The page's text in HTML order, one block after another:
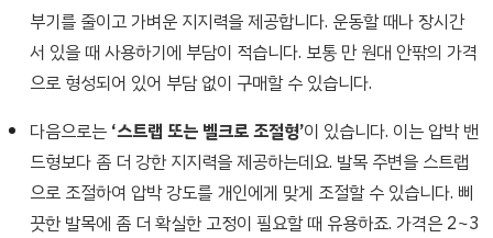
부기를 줄이고 가벼운 지지력을 제공합니다. 운동할 때나 장시간
서 있을 때 사용하기에 부담이 적습니다. 보통 만 원대 안팎의 가격
으로 형성되어 있어 부담 없이 구매할 수 있습니다.
다음으로는 ‘스트랩 또는 벨크로 조절형’이 있습니다. 이는 압박 밴
드형보다 좀 더 강한 지지력을 제공하는데요. 발목 주변을 스트랩
으로 조절하여 압박 강도를 개인에게 맞게 조절할 수 있습니다. 삐
끗한 발목에 좀 더 확실한 고정이 필요할 때 유용하죠. 가격은 2~3